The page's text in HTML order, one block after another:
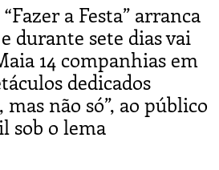
a Festa” arranca
durante sete dias vai
14 companhias em
dedicados
não só”, ao público
sob o lema